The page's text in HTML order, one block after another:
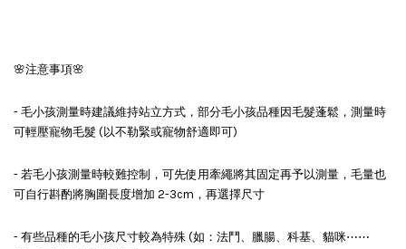
🌸注意事項🌸
- 毛小孩測量時建議維持站立方式，部分毛小孩品種因毛髮蓬鬆，測量時
可輕壓寵物毛髮 (以不勒緊或寵物舒適即可)
- 若毛小孩測量時較難控制，可先使用牽繩將其固定再予以測量，毛量也
可自行斟酌將胸圍長度增加 2-3cm，再選擇尺寸
- 有些品種的毛小孩尺寸較為特殊 (如：法鬥、臘腸、科基、貓咪⋯⋯